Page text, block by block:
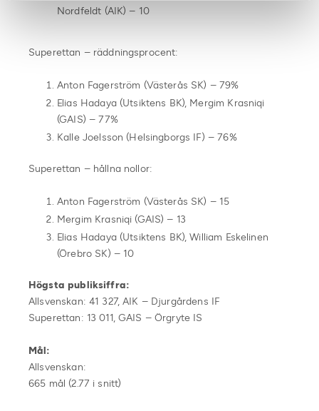
Nordfeldt (AIK) – 10
Superettan – räddningsprocent:
Anton Fagerström (Västerås SK) – 79%
Elias Hadaya (Utsiktens BK), Mergim Krasniqi
(GAIS) – 77%
Kalle Joelsson (Helsingborgs IF) – 76%
Superettan – hållna nollor:
Anton Fagerström (Västerås SK) – 15
Mergim Krasniqi (GAIS) – 13
Elias Hadaya (Utsiktens BK), William Eskelinen
(Örebro SK) – 10
Högsta publiksiffra:
Allsvenskan: 41 327, AIK – Djurgårdens IF
Superettan: 13 011, GAIS – Örgryte IS
Mål:
Allsvenskan:
665 mål (2.77 i snitt)